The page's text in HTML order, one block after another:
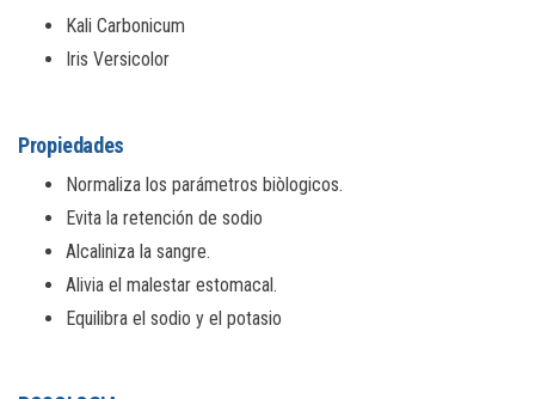
Kali Carbonicum
Iris Versicolor
Propiedades
Normaliza los parámetros biòlogicos.
Evita la retención de sodio
Alcaliniza la sangre.
Alivia el malestar estomacal.
Equilibra el sodio y el potasio